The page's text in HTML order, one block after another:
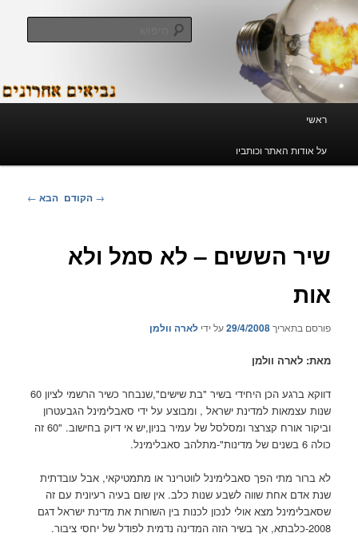
לדלג
לתוכן
נביאים אחרונים
ראשי
על אודות האתר וכותביו
ניווט
→ הקודם הבא ←
שיר הששים – לא סמל ולא
אות
פורסם בתאריך29/4/2008על ידילארה וולמן
מאת: לארה וולמן
דווקא ברגע הכן היחידי בשיר "בת שישים",שנבחר כשיר הרשמי לציון 60
שנות עצמאות למדינת ישראל , ומבוצע על ידי סאבלימינל הגבעטרון
וביקור אורח קצרצר ומסלסל של עמיר בניון,יש אי דיוק בחישוב. "60 זה
כולה 6 בשנים של מדינות"-מתלהב סאבלימינל.
לא ברור מתי הפך סאבלימינל לווטרינר או מתמטיקאי, אבל עובדתית
שנת אדם אחת שווה לשבע שנות כלב. אין שום בעיה רעיונית עם זה
שסאבלימינל מצא אולי לנכון לכנות בין השורות את מדינת ישראל דגם
2008-כלבתא, אך בשיר הזה המדינה נדמית לפודל של יחסי ציבור.